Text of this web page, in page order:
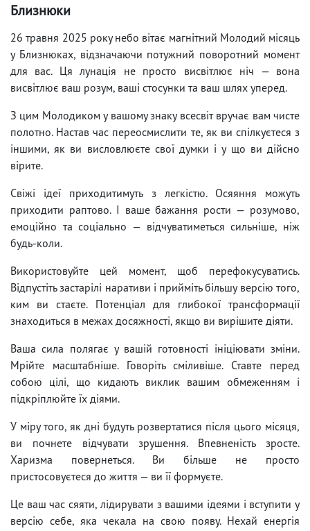
Близнюки
26 травня 2025 року небо вітає магнітний Молодий місяць
у Близнюках, відзначаючи потужний поворотний момент
для вас. Ця лунація не просто висвітлює ніч — вона
висвітлює ваш розум, ваші стосунки та ваш шлях уперед.
З цим Молодиком у вашому знаку всесвіт вручає вам чисте
полотно. Настав час переосмислити те, як ви спілкуєтеся з
іншими, як ви висловлюєте свої думки і у що ви дійсно
вірите.
Свіжі ідеї приходитимуть з легкістю. Осяяння можуть
приходити раптово. І ваше бажання рости — розумово,
емоційно та соціально — відчуватиметься сильніше, ніж
будь-коли.
Використовуйте цей момент, щоб перефокусуватись.
Відпустіть застарілі наративи і прийміть більшу версію того,
ким ви стаєте. Потенціал для глибокої трансформації
знаходиться в межах досяжності, якщо ви вирішите діяти.
Ваша сила полягає у вашій готовності ініціювати зміни.
Мрійте масштабніше. Говоріть сміливіше. Ставте перед
собою цілі, що кидають виклик вашим обмеженням і
підкріплюйте їх діями.
У міру того, як дні будуть розвертатися після цього місяця,
ви почнете відчувати зрушення. Впевненість зросте.
Харизма повернеться. Ви більше не просто
пристосовуєтеся до життя — ви її формуєте.
Це ваш час сяяти, лідирувати з вашими ідеями і вступити у
версію себе, яка чекала на свою появу. Нехай енергія